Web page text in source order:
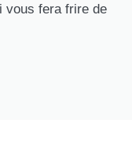
vous fera frire de